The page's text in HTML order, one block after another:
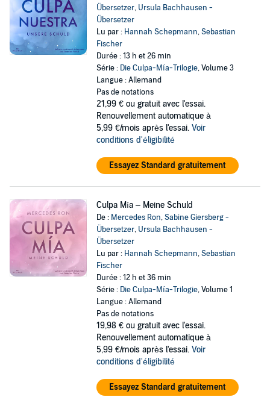
Übersetzer, Ursula Bachhausen -
Übersetzer
Lu par : Hannah Schepmann,Sebastian
Fischer
Durée : 13 h et 26 min
Série : Die Culpa-Mía-Trilogie, Volume 3
Langue : Allemand
Pas de notations
21,99 € ou gratuit avec l'essai.
Renouvellement automatique à
5,99 €/mois après l'essai. Voir
conditions d'éligibilité
Essayez Standard gratuitement
Culpa Mía – Meine Schuld
De : Mercedes Ron,Sabine Giersberg -
Übersetzer, Ursula Bachhausen -
Übersetzer
Lu par : Hannah Schepmann,Sebastian
Fischer
Durée : 12 h et 36 min
Série : Die Culpa-Mía-Trilogie, Volume 1
Langue : Allemand
Pas de notations
19,98 € ou gratuit avec l'essai.
Renouvellement automatique à
5,99 €/mois après l'essai. Voir
conditions d'éligibilité
Essayez Standard gratuitement